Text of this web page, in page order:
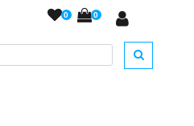
0 0
/Armi Corte/